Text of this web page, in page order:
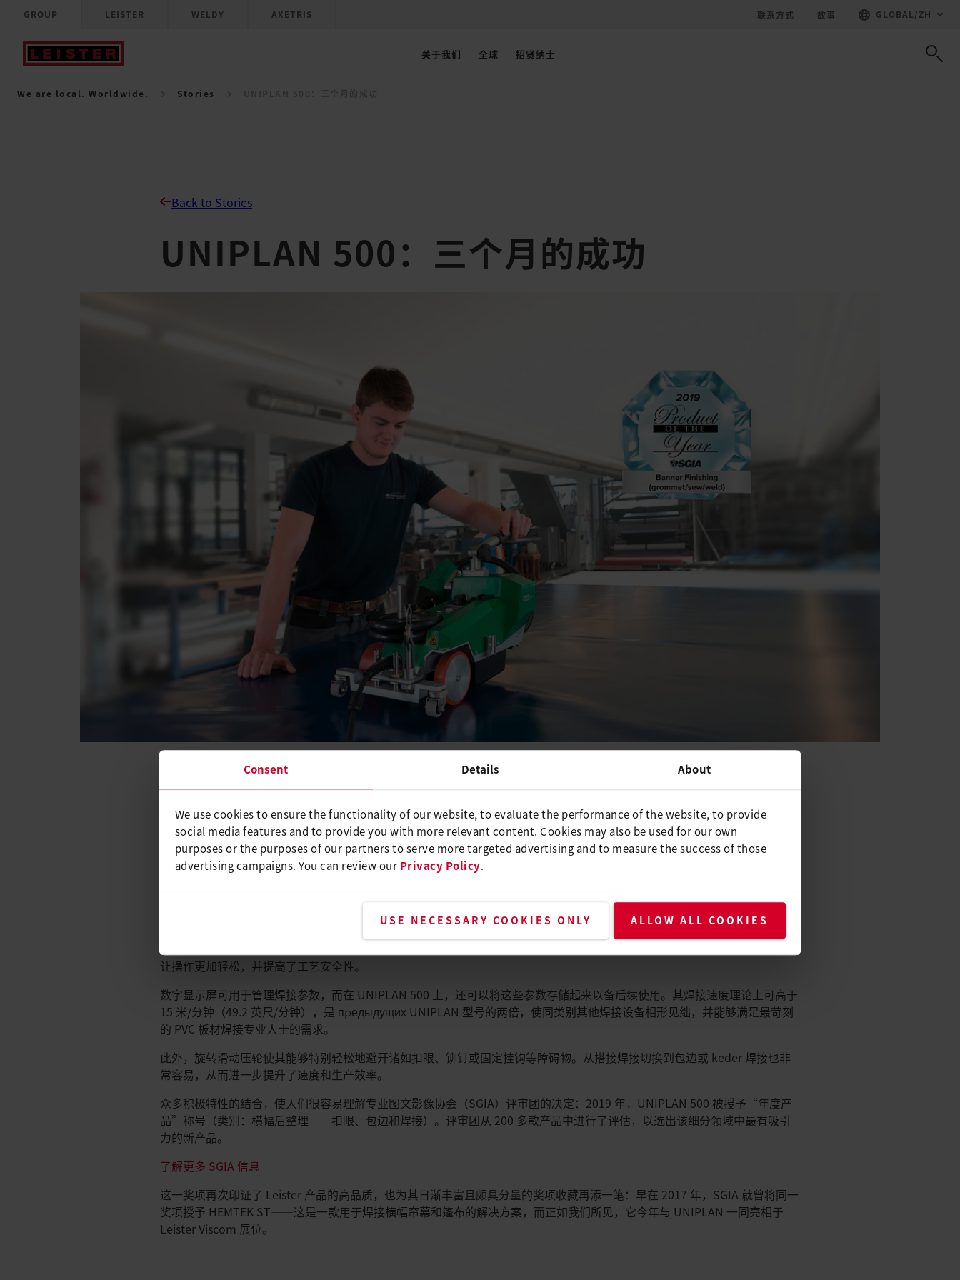
Consent Details About
We use cookies to ensure the functionality of our website, to evaluate the performance of the website, to provide
social media features and to provide you with more relevant content. Cookies may also be used for our own
purposes or the purposes of our partners to serve more targeted advertising and to measure the success of those
advertising campaigns. You can review our Privacy Policy.
USE NECESSARY COOKIES ONLY ALLOW ALL COOKIES
GROUP LEISTER WELDY AXETRIS 联系方式 故事 GLOBAL /ZH
关于我们 全球 招贤纳士
We are local. Worldwide. Stories
Back to Stories
UNIPLAN 500：三个月的成功
2019年12月11日
全新 UNIPLAN 500 已在国际上取得巨大成功，并广受公众与业界好评。这款由
Leister 设计的设备荣获 SGIA 年度产品奖。
产品上市三个月后，收集到的大量线索已形成确凿证明：对于全新的 UNIPLAN 来说，这是一个成功的秋季，这款产品在全新
让操作更加轻松，并提高了工艺安全性。
数字显示屏可用于管理焊接参数，而在 UNIPLAN 500 上，还可以将这些参数存储起来以备后续使用。其焊接速度理论上可高于
15 米/分钟（49.2 英尺/分钟），是 предыдущих UNIPLAN 型号的两倍，使同类别其他焊接设备相形见绌，并能够满足最苛刻
的 PVC 板材焊接专业人士的需求。
此外，旋转滑动压轮使其能够特别轻松地避开诸如扣眼、铆钉或固定挂钩等障碍物。从搭接焊接切换到包边或 keder 焊接也非
常容易，从而进一步提升了速度和生产效率。
众多积极特性的结合，使人们很容易理解专业图文影像协会（SGIA）评审团的决定：2019 年，UNIPLAN 500 被授予“年度产
品”称号（类别：横幅后整理——扣眼、包边和焊接）。评审团从 200 多款产品中进行了评估，以选出该细分领域中最有吸引
力的新产品。
了解更多 SGIA 信息
这一奖项再次印证了 Leister 产品的高品质，也为其日渐丰富且颇具分量的奖项收藏再添一笔：早在 2017 年，SGIA 就曾将同一
奖项授予 HEMTEK ST——这是一款用于焊接横幅帘幕和篷布的解决方案，而正如我们所见，它今年与 UNIPLAN 一同亮相于
Leister Viscom 展位。